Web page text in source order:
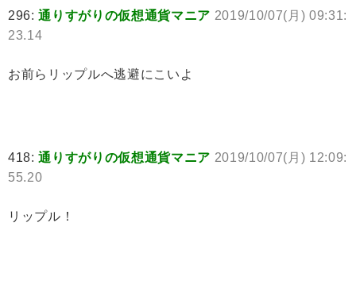
296:通りすがりの仮想通貨マニア 2019/10/07(月) 09:31:
23.14
お前らリップルへ逃避にこいよ
418:通りすがりの仮想通貨マニア 2019/10/07(月) 12:09:
55.20
リップル！